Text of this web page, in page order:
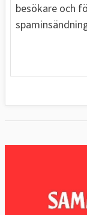
besökare och